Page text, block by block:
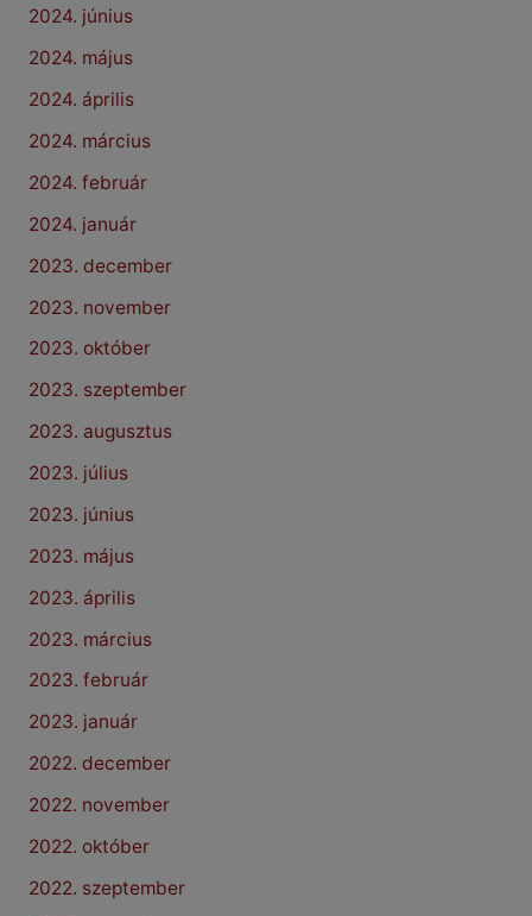
2024. június
2024. május
2024. április
2024. március
2024. február
2024. január
2023. december
2023. november
2023. október
2023. szeptember
2023. augusztus
2023. július
2023. június
2023. május
2023. április
2023. március
2023. február
2023. január
2022. december
2022. november
2022. október
2022. szeptember